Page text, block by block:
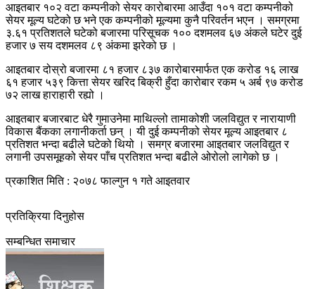
आइतबार १०२ वटा कम्पनीको सेयर कारोबारमा आउँदा १०१ वटा कम्पनीको
सेयर मूल्य घटेको छ भने एक कम्पनीको मूल्यमा कुनै परिवर्तन भएन । समग्रमा
३.६१ प्रतिशतले घटेको बजारमा परिसूचक १०० दशमलव ६७ अंकले घटेर दुई
हजार ७ सय दशमलव ८९ अंकमा झरेको छ ।
आइतबार दोस्रो बजारमा ८१ हजार ८३७ कारोबारमार्फत एक करोड १६ लाख
६१ हजार ५३९ कित्ता सेयर खरिद बिक्री हुँदा कारोबार रकम ५ अर्ब ९७ करोड
७२ लाख हाराहारी रह्यो ।
आइतबार बजारबाट धेरै गुमाउनेमा माथिल्लो तामाकोशी जलविद्युत र नारायाणी
विकास बैंकका लगानीकर्ता छन् । यी दुई कम्पनीको सेयर मूल्य आइतबार ८
प्रतिशत भन्दा बढीले घटेको थियो । समग्र बजारमा आइतबार जलविद्युत र
लगानी उपसमूहको सेयर पाँच प्रतिशत भन्दा बढीले ओरोलो लागेको छ ।
प्रकाशित मिति : २०७८ फाल्गुन १ गते आइतवार
प्रतिक्रिया दिनुहोस
सम्बन्धित समाचार